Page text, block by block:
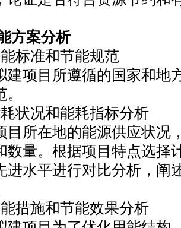
方案分析
准和节能规范
项目所遵循的国家和地
况和能耗指标分析
所在地的能源供应状况
数量。根据项目特点选择
进水平进行对比分析，阐
施和节能效果分析